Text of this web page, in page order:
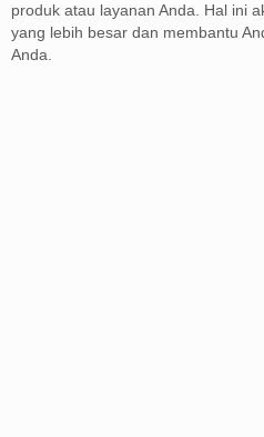
produk atau layanan Anda. Hal ini
yang lebih besar dan membantu
Anda.